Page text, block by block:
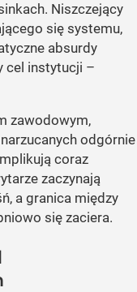
Niszczejący
się systemu,
absurdy
cel instytucji –
zawodowym,
odgórnie
coraz
zaczynają
a granica między
się zaciera.